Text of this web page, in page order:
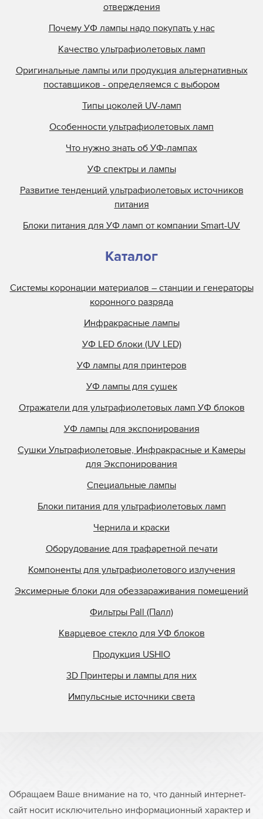
отверждения
Почему УФ лампы надо покупать у нас
Качество ультрафиолетовых ламп
Оригинальные лампы или продукция альтернативных
поставщиков - определяемся с выбором
Типы цоколей UV-ламп
Особенности ультрафиолетовых ламп
Что нужно знать об УФ-лампах
УФ спектры и лампы
Развитие тенденций ультрафиолетовых источников
питания
Блоки питания для УФ ламп от компании Smart-UV
Каталог
Системы коронации материалов – станции и генераторы
коронного разряда
Инфракрасные лампы
УФ LED блоки (UV LED)
УФ лампы для принтеров
УФ лампы для сушек
Отражатели для ультрафиолетовых ламп УФ блоков
УФ лампы для экспонирования
Сушки Ультрафиолетовые, Инфракрасные и Камеры
для Экспонирования
Специальные лампы
Блоки питания для ультрафиолетовых ламп
Чернила и краски
Оборудование для трафаретной печати
Компоненты для ультрафиолетового излучения
Эксимерные блоки для обеззараживания помещений
Фильтры Pall (Палл)
Кварцевое стекло для УФ блоков
Продукция USHIO
3D Принтеры и лампы для них
Импульсные источники света
Обращаем Ваше внимание на то, что данный интернет-
сайт носит исключительно информационный характер и